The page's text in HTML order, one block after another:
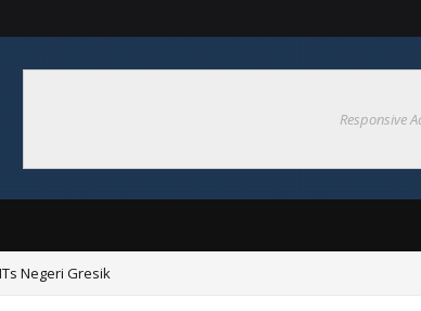
Responsive
Negeri Gresik